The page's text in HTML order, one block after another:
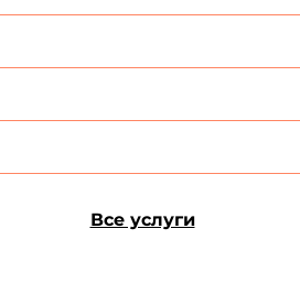
Все услуги